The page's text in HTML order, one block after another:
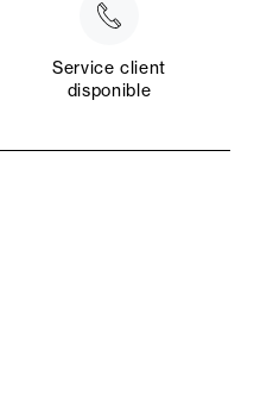
Service client
disponible